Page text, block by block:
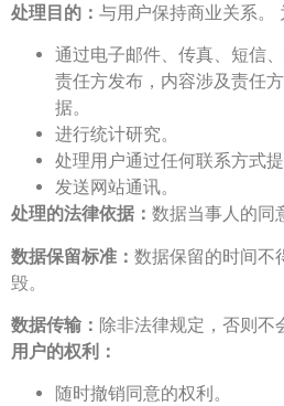
处理目的： 与用户保持商业关系。
通过电子邮件、传真、短信
责任方发布，内容涉及责任
据。
进行统计研究。
处理用户通过任何联系方式
发送网站通讯。
处理的法律依据： 数据当事人的同
数据保留标准： 数据保留的时间不
毁。
数据传输： 除非法律规定，否则不
用户的权利：
随时撤销同意的权利。